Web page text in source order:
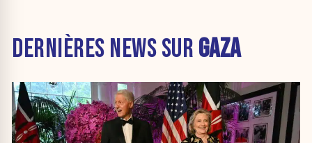
DERNIÈRES NEWS SUR GAZA